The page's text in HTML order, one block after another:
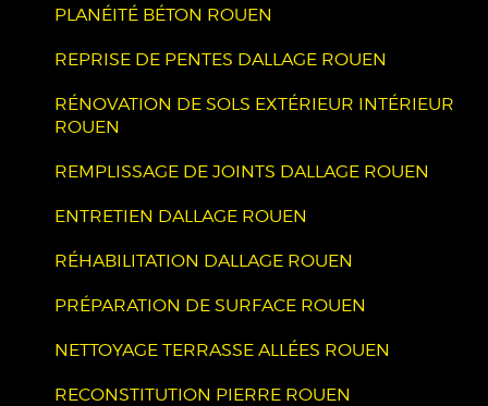
PLANÉITÉ BÉTON ROUEN
REPRISE DE PENTES DALLAGE ROUEN
RÉNOVATION DE SOLS EXTÉRIEUR INTÉRIEUR
ROUEN
REMPLISSAGE DE JOINTS DALLAGE ROUEN
ENTRETIEN DALLAGE ROUEN
RÉHABILITATION DALLAGE ROUEN
PRÉPARATION DE SURFACE ROUEN
NETTOYAGE TERRASSE ALLÉES ROUEN
RECONSTITUTION PIERRE ROUEN